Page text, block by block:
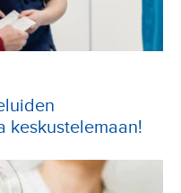
keskustelemaan!